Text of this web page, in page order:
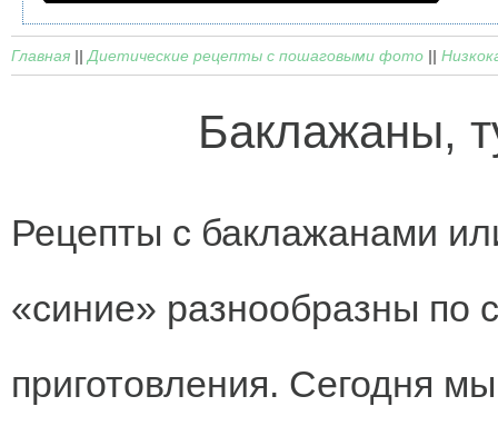
Главная || Диетические рецепты с пошаговыми фото ||
Баклажаны,
Рецепты с баклажанами
«синие» разнообразны по
приготовления. Сегодня